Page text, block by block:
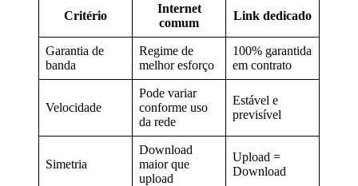
Critério
Internet
comum
Link dedicado
Garantia de
banda
Regime de
melhor esforço
100% garantida
em contrato
Velocidade
Pode variar
conforme uso
da rede
Estável e
previsível
Simetria
Download
maior que
upload
Upload =
Download